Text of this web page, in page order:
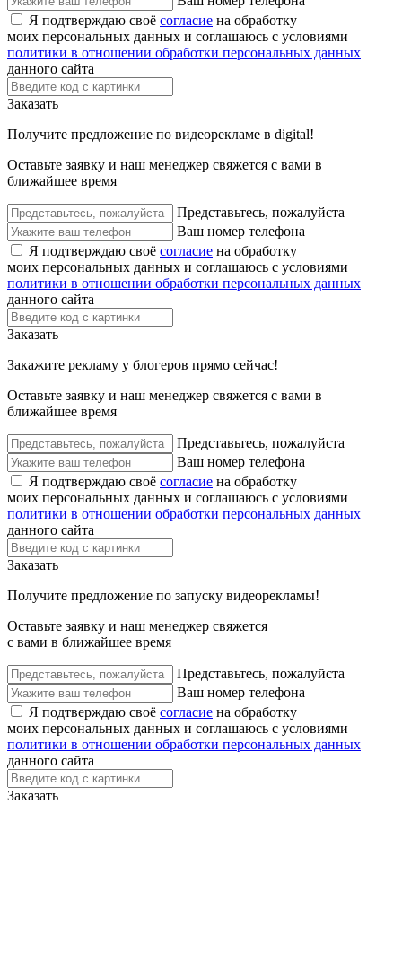
Я подтверждаю своё согласие на обработку
моих персональных данных и соглашаюсь с условиями
политики в отношении обработки персональных данных
данного сайта
Заказать
Получите предложение по видеорекламе в digital!
Оставьте заявку и наш менеджер свяжется с вами в
ближайшее время
Представьтесь, пожалуйста
Ваш номер телефона
Я подтверждаю своё согласие на обработку
моих персональных данных и соглашаюсь с условиями
политики в отношении обработки персональных данных
данного сайта
Заказать
Закажите рекламу у блогеров прямо сейчас!
Оставьте заявку и наш менеджер свяжется с вами в
ближайшее время
Представьтесь, пожалуйста
Ваш номер телефона
Я подтверждаю своё согласие на обработку
моих персональных данных и соглашаюсь с условиями
политики в отношении обработки персональных данных
данного сайта
Заказать
Получите предложение по запуску видеорекламы!
Оставьте заявку и наш менеджер свяжется
с вами в ближайшее время
Представьтесь, пожалуйста
Ваш номер телефона
Я подтверждаю своё согласие на обработку
моих персональных данных и соглашаюсь с условиями
политики в отношении обработки персональных данных
данного сайта
Заказать